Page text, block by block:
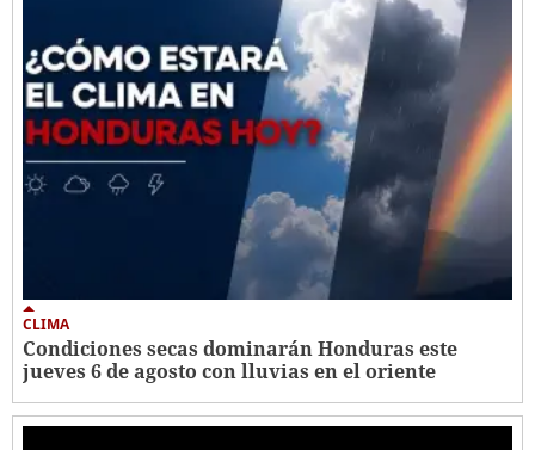
CLIMA
Condiciones secas dominarán Honduras este
jueves 6 de agosto con lluvias en el oriente